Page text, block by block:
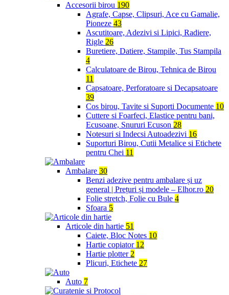
Accesorii birou 190
Agrafe, Capse, Clipsuri, Ace cu Gamalie,
Pioneze 43
Ascutitoare, Adezivi si Lipici, Radiere,
Rigle 26
Buretiere, Datiere, Stampile, Tus Stampila
4
Calculatoare de Birou, Tehnica de Birou
11
Capsatoare, Perforatoare si Decapsatoare
39
Cos birou, Tavite si Suporti Documente 10
Cuttere si Foarfeci, Elastice pentru bani,
Ecusoane, Snururi Ecuson 28
Notesuri si Indecsi Autoadezivi 16
Suporturi Birou, Cutii Metalice si Etichete
pentru Chei 11
Ambalare 30
Benzi adezive pentru ambalare și uz
general | Prețuri și modele – Elhor.ro 20
Folie stretch, Folie cu Bule 4
Sfoara 5
Articole din hartie 51
Caiete, Bloc Notes 10
Hartie copiator 12
Hartie plotter 2
Plicuri, Etichete 27
Auto 7